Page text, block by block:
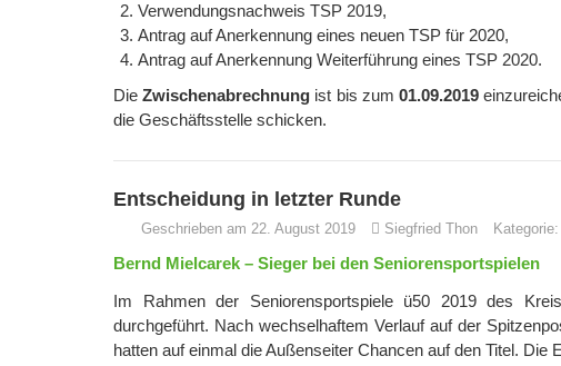
Verwendungsnachweis TSP 2019,
Antrag auf Anerkennung eines neuen TSP für 2020,
Antrag auf Anerkennung Weiterführung eines TSP 2020.
DieZwischenabrechnung ist bis zum 01.09.2019
die Geschäftsstelle schicken.
Entscheidung in letzter Runde
Geschrieben am 22. August 2019 Siegfried Thon Kategorie:
Bernd Mielcarek – Sieger bei den Seniorensportspielen
Im Rahmen der Seniorensportspiele ü50 2019 des
durchgeführt. Nach wechselhaftem Verlauf auf der
hatten auf einmal die Außenseiter Chancen auf den Titel.